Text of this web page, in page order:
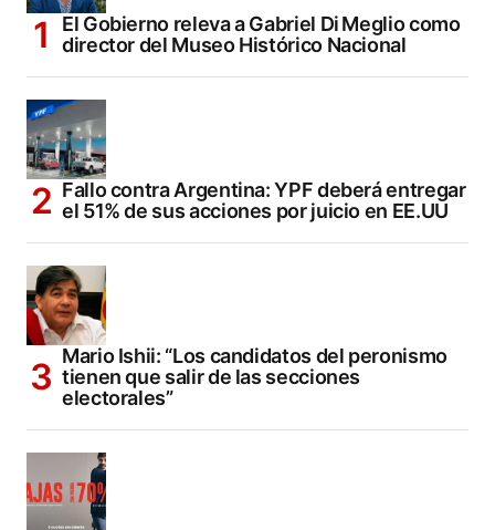
El Gobierno releva a Gabriel Di Meglio como
director del Museo Histórico Nacional
Fallo contra Argentina: YPF deberá entregar
el 51% de sus acciones por juicio en EE.UU
Mario Ishii: “Los candidatos del peronismo
tienen que salir de las secciones
electorales”